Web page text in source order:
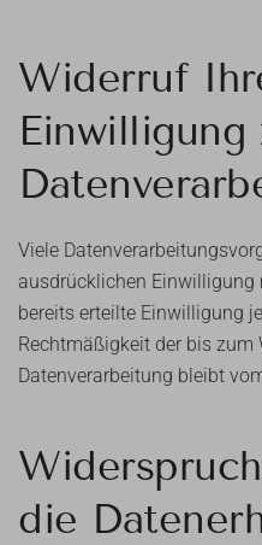
Widerruf
Einwilligung
Viele
ausdrücklichen Einwilligung
bereits erteilte Einwilligung
Rechtmäßigkeit der bis zum
Datenverarbeitung bleibt
die